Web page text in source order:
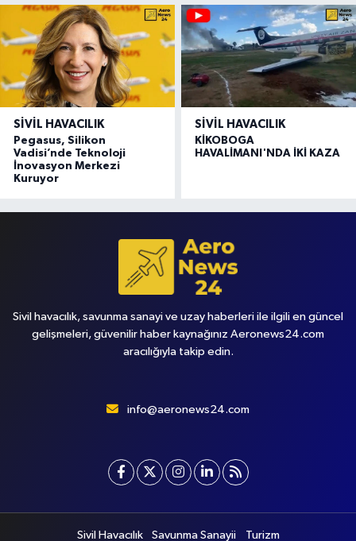
SIVIL HAVACILIK
Pegasus, Silikon
Vadisi’nde Teknoloji
İnovasyon Merkezi
Kuruyor
SIVIL HAVACILIK
KİKOBOGA
HAVALİMANI'NDA İKİ KAZA
Sivil havacılık, savunma sanayi ve uzay haberleri ile ilgili en güncel
gelişmeleri, güvenilir haber kaynağınız Aeronews24.com
aracılığıyla takip edin.
info@aeronews24.com
Sivil Havacılık Savunma Sanayii Turizm